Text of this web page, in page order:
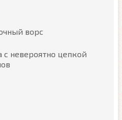
ворс
с невероятно цепкой